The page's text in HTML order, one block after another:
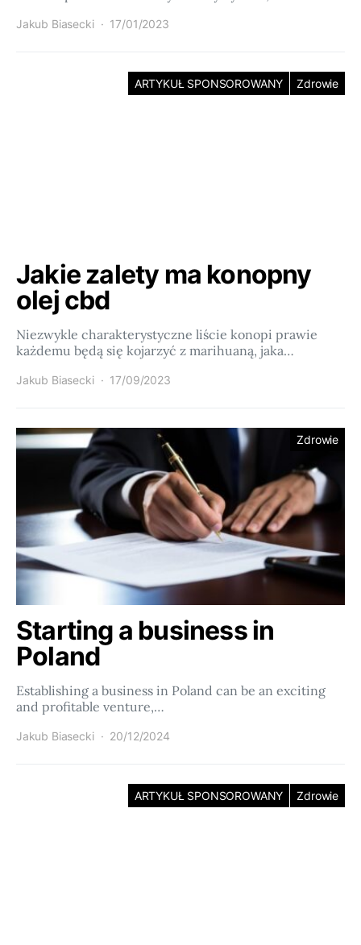
Jakub Biasecki 17/01/2023
ARTYKUŁ SPONSOROWANY Zdrowie
Jakie zalety ma konopny
olej cbd
Niezwykle charakterystyczne liście konopi prawie
każdemu będą się kojarzyć z marihuaną, jaka…
Jakub Biasecki 17/09/2023
Zdrowie
Starting a business in
Poland
Establishing a business in Poland can be an exciting
and profitable venture,…
Jakub Biasecki 20/12/2024
ARTYKUŁ SPONSOROWANY Zdrowie